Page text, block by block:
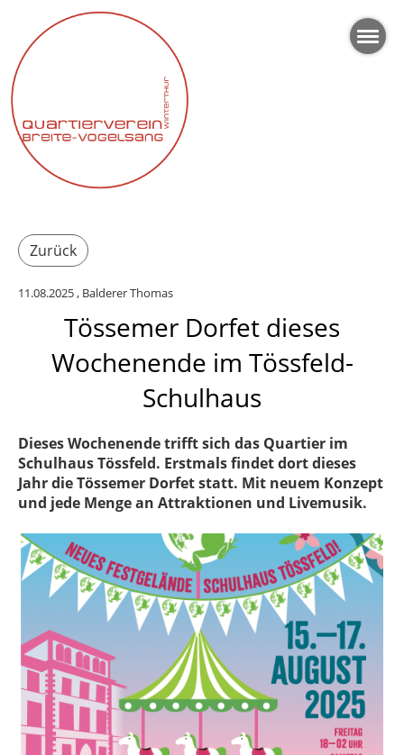
Zurück
11.08.2025, Balderer Thomas
Tössemer Dorfet dieses
Wochenende im Tössfeld-
Schulhaus
Dieses Wochenende trifft sich das Quartier im
Schulhaus Tössfeld. Erstmals findet dort dieses
Jahr die Tössemer Dorfet statt. Mit neuem Konzept
und jede Menge an Attraktionen und Livemusik.